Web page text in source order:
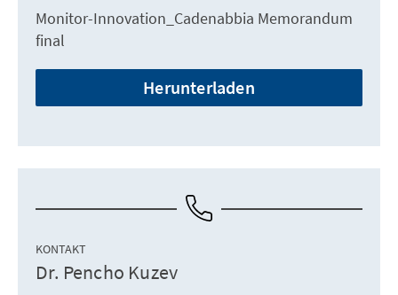
Monitor-Innovation_Cadenabbia Memorandum
final
Herunterladen
KONTAKT
Dr. Pencho Kuzev